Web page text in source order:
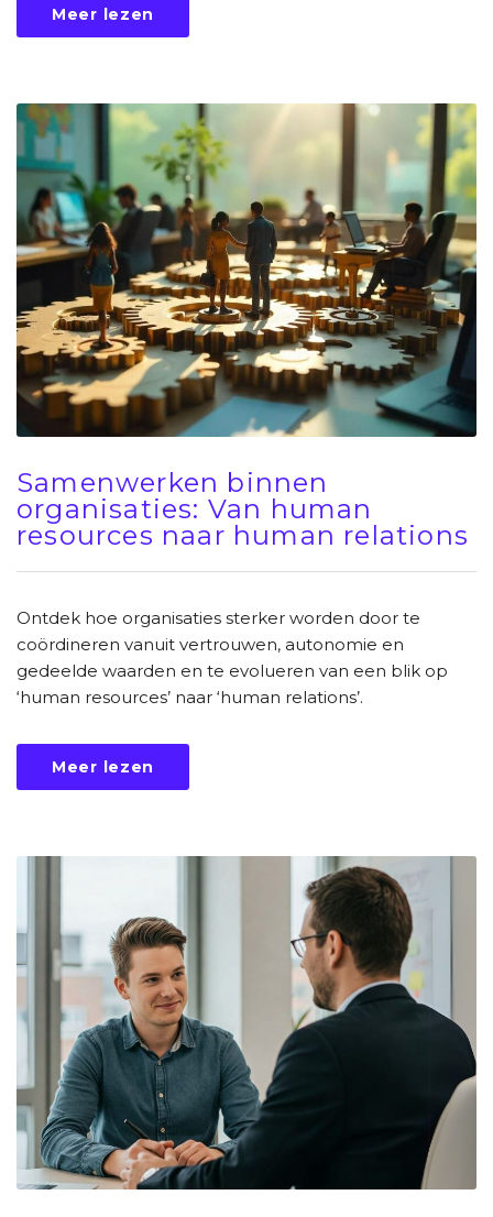
Meer lezen
Samenwerken binnen
organisaties: Van human
resources naar human relations
Ontdek hoe organisaties sterker worden door te
coördineren vanuit vertrouwen, autonomie en
gedeelde waarden en te evolueren van een blik op
‘human resources’ naar ‘human relations’.
Meer lezen